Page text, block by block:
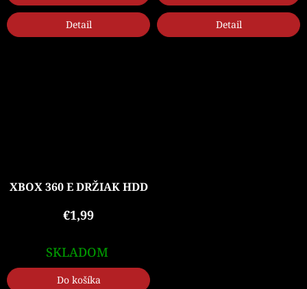
Detail Detail
XBOX 360 E DRŽIAK HDD
€1,99
SKLADOM
Do košíka